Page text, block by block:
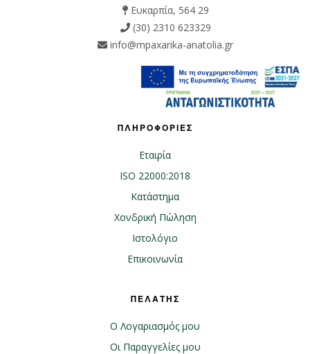
Ευκαρπία, 564 29
(30) 2310 623329
info@mpaxarika-anatolia.gr
ΠΛΗΡΟΦΟΡΙΕΣ
Εταιρία
ISO 22000:2018
Κατάστημα
Χονδρική Πώληση
Ιστολόγιο
Επικοινωνία
ΠΕΛΑΤΗΣ
Ο Λογαριασμός μου
Οι Παραγγελίες μου